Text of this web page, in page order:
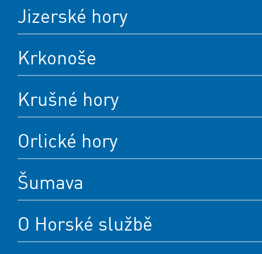
Jizerské hory
Krkonoše
Krušné hory
Orlické hory
Šumava
O Horské službě